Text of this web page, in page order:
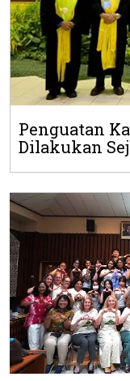
Penguatan
Dilakukan